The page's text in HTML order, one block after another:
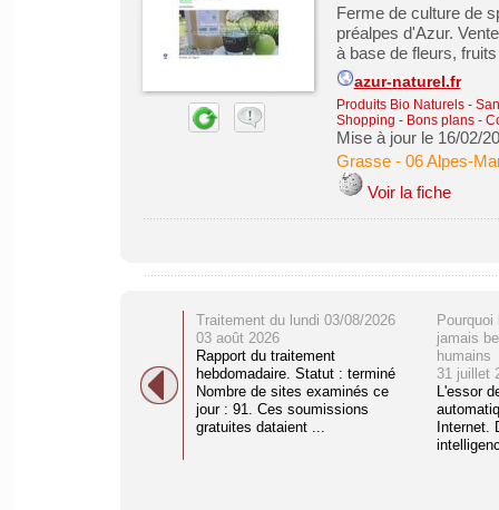
Ferme de culture de
préalpes d'Azur.
à base de fleurs,
azur-naturel.fr
Produits Bio Naturels-
Shopping - Bons plans -
Mise à jour le 16/02/
Grasse- 06 Alpes-
Voir la fiche
Traitement du lundi 03/08/2026
03 août 2026
Rapport du traitement
hebdomadaire. Statut : terminé
Nombre de sites examinés ce
jour : 91. Ces soumissions
gratuites dataient ...
jamais
humains
31 juillet
L'essor
Internet.